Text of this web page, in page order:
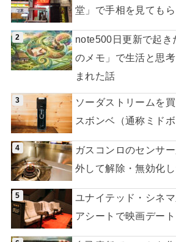
堂」で手相を見ても
note500日更新で起き
のメモ」で生活と思
まれた話
ソーダストリームを
スボンベ（通称ミド
ガスコンロのセンサ
外して解除・無効化し
ユナイテッド・シネ
アシートで映画デー